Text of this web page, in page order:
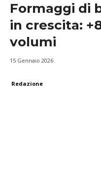
Formaggi di
in crescita:
volumi
15 Gennaio 2026
Redazione